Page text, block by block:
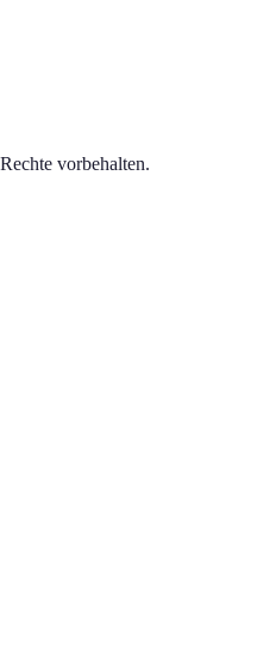
vorbehalten.